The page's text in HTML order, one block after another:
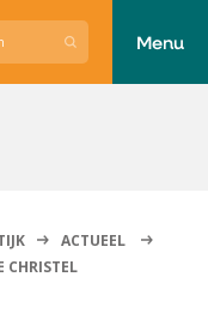
Menu
ACTUEEL
CHRISTEL